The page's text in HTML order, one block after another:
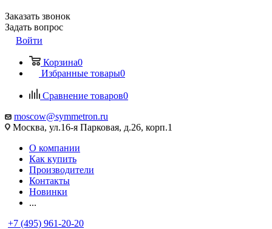
Заказать звонок
Задать вопрос
Войти
Корзина0
Избранные товары0
Сравнение товаров0
moscow@symmetron.ru
Москва, ул.16-я Парковая, д.26, корп.1
О компании
Как купить
Производители
Контакты
Новинки
...
+7 (495) 961-20-20